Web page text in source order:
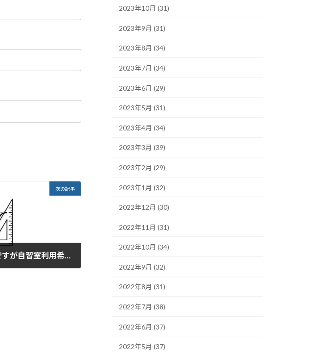
次の記事
12/30～1/12は冬休みですが自習室利用希望あればご連絡ください。1/10は開ける予定。
2023年10月 (31)
2023年9月 (31)
2023年8月 (34)
2023年7月 (34)
2023年6月 (29)
2023年5月 (31)
2023年4月 (34)
2023年3月 (39)
2023年2月 (29)
2023年1月 (32)
2022年12月 (30)
2022年11月 (31)
2022年10月 (34)
2022年9月 (32)
2022年8月 (31)
2022年7月 (38)
2022年6月 (37)
2022年5月 (37)